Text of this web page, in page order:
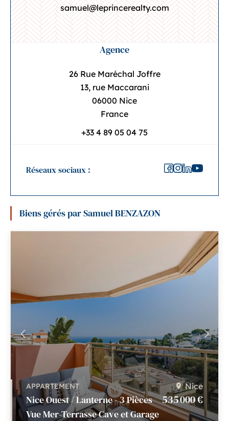
samuel@leprincerealty.com
Agence
26 Rue Maréchal Joffre
13, rue Maccarani
06000 Nice
France
+33 4 89 05 04 75
Réseaux sociaux :
Biens gérés par Samuel BENZAZON
APPARTEMENT
Nice Ouest / Lanterne - 3 Pièces
Vue Mer-Terrasse Cave et Garage
Nice
535 000 €